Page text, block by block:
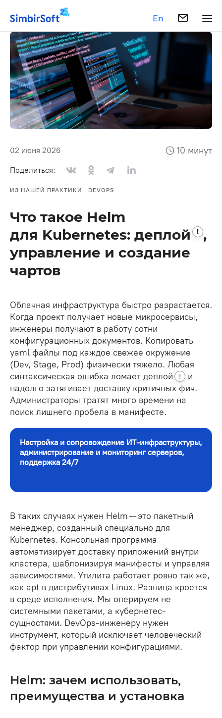
En
02 июня 2026 10 минут
Поделиться:
ИЗ НАШЕЙ ПРАКТИКИ DEVOPS
Что такое Helm
для Kubernetes: деплой ! ,
управление и создание
чартов
Облачная инфраструктура быстро разрастается.
Когда проект получает новые микросервисы,
инженеры получают в работу сотни
конфигурационных документов. Копировать
yaml файлы под каждое свежее окружение
(Dev, Stage, Prod) физически тяжело. Любая
синтаксическая ошибка ломает деплой !
и
надолго затягивает доставку критичных фич.
Администраторы тратят много времени на
поиск лишнего пробела в манифесте.
Настройка и сопровождение ИТ-инфраструктуры,
администрирование и мониторинг серверов,
поддержка 24/7
В таких случаях нужен Helm — это пакетный
менеджер, созданный специально для
Kubernetes. Консольная программа
автоматизирует доставку приложений внутри
кластера, шаблонизируя манифесты и управляя
зависимостями. Утилита работает ровно так же,
как apt в дистрибутивах Linux. Разница кроется
в среде исполнения. Мы оперируем не
системными пакетами, а кубернетес-
сущностями. DevOps-инженеру нужен
инструмент, который исключает человеческий
фактор при управлении конфигурациями.
Helm: зачем использовать,
преимущества и установка